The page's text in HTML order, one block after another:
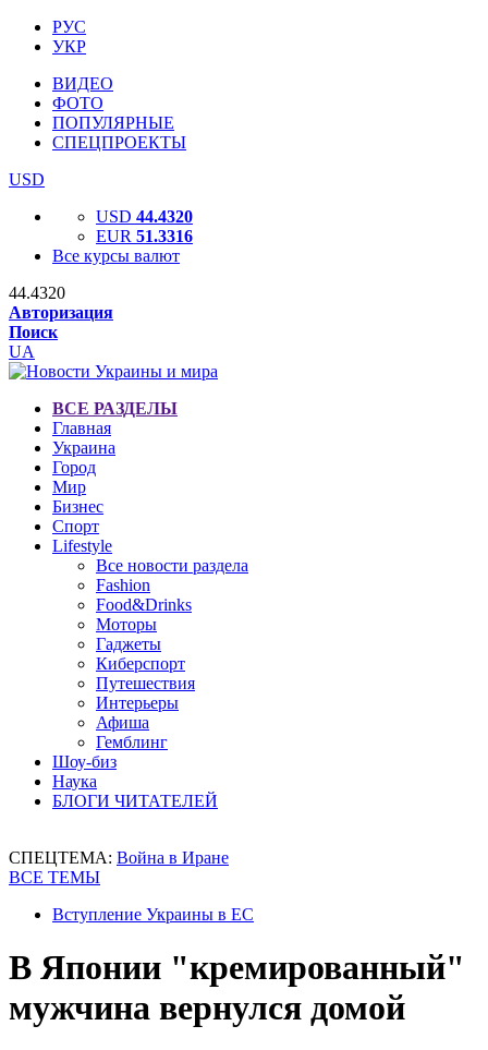
РУС
УКР
ВИДЕО
ФОТО
ПОПУЛЯРНЫЕ
СПЕЦПРОЕКТЫ
USD
USD 44.4320
EUR 51.3316
Все курсы валют
44.4320
Авторизация
Поиск
UA
ВСЕ РАЗДЕЛЫ
Главная
Украина
Город
Мир
Бизнес
Спорт
Lifestyle
Все новости раздела
Fashion
Food&Drinks
Моторы
Гаджеты
Киберспорт
Путешествия
Интерьеры
Афиша
Гемблинг
Шоу-биз
Наука
БЛОГИ ЧИТАТЕЛЕЙ
СПЕЦТЕМА: Война в Иране
ВСЕ ТЕМЫ
Вступление Украины в ЕС
В Японии "кремированный"
мужчина вернулся домой